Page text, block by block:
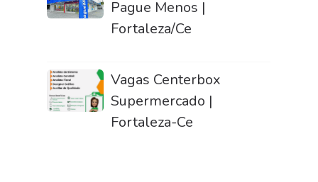
Pague Menos |
Fortaleza/Ce
Vagas Centerbox
Supermercado |
Fortaleza-Ce